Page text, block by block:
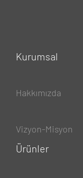
Kurumsal
Hakkımızda
Vizyon-Misyon
Ürünler